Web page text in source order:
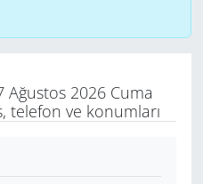
Ağustos 2026 Cuma
telefon ve konumları